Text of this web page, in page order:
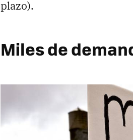
plazo).
Miles de